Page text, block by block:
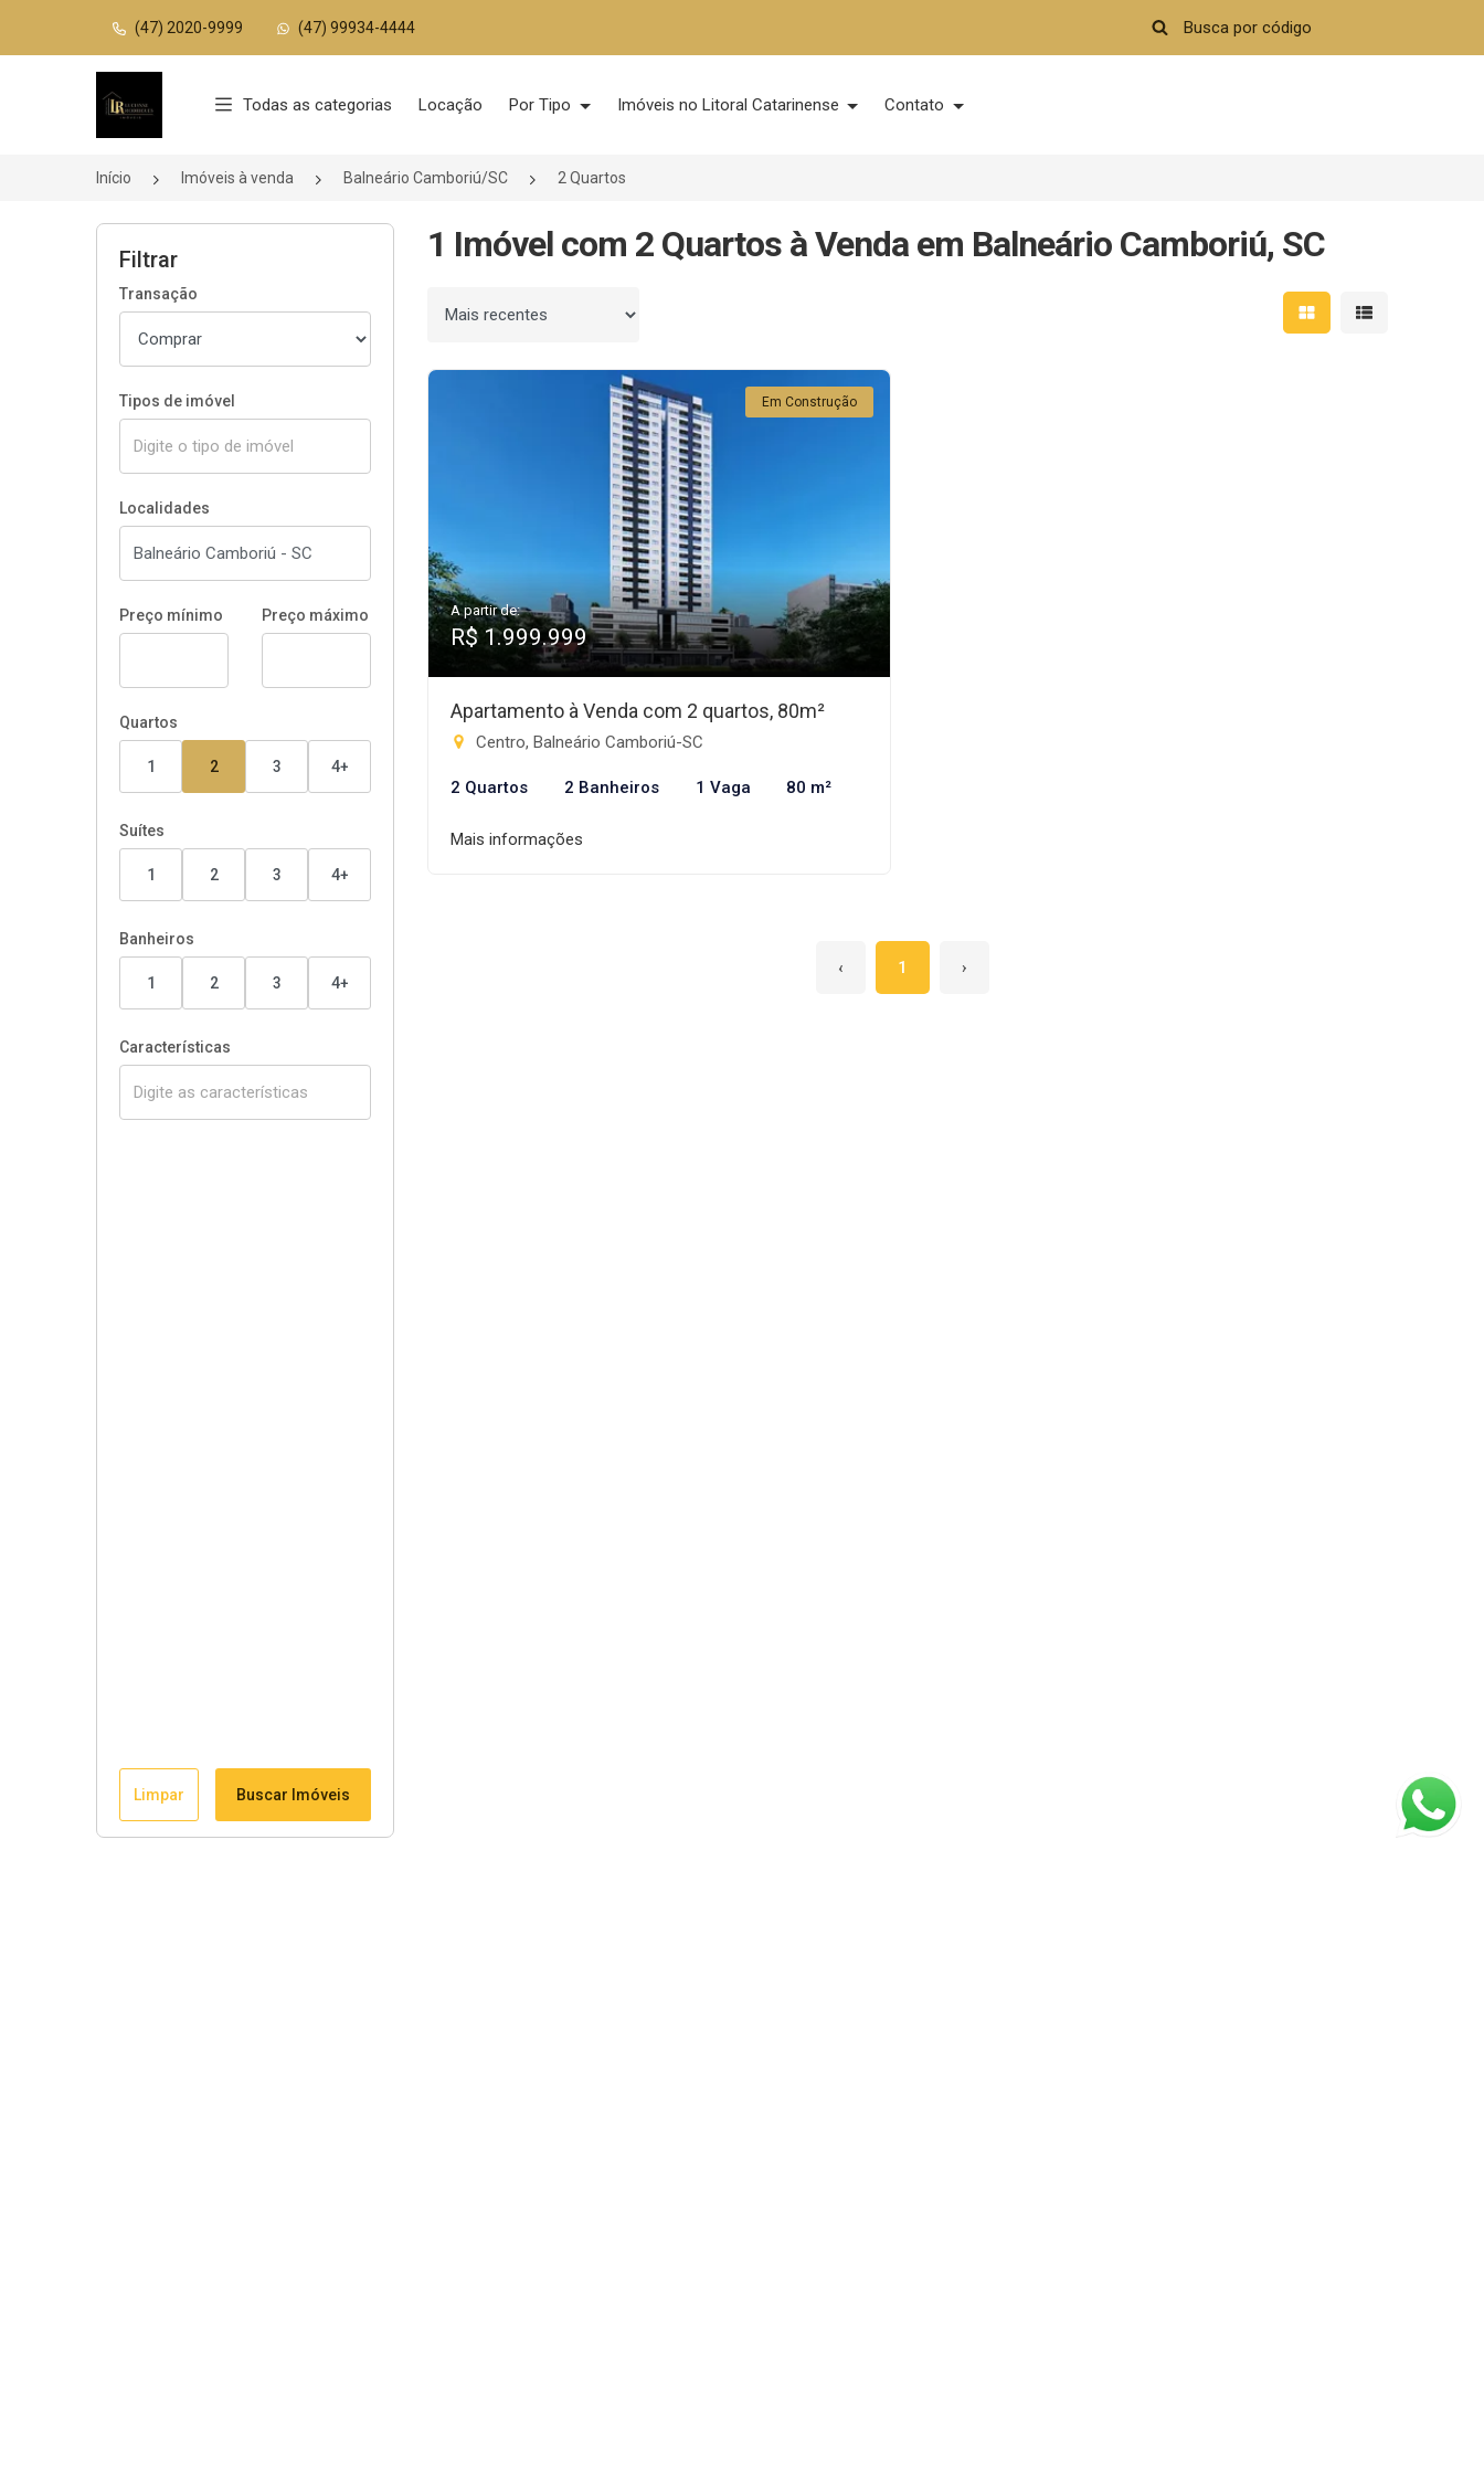
(47) 2020-9999 (47) 99934-4444
Página inicial
Todas as categorias Locação Por Tipo Imóveis no Litoral Catarinense Contato
Início Imóveis à venda Balneário Camboriú/SC 2 Quartos
Filtrar
Transação
Tipos de imóvel
Localidades
Preço mínimo Preço máximo
Quartos
1 2 3 4+
Suítes
1 2 3 4+
Banheiros
1 2 3 4+
Características
Limpar Buscar Imóveis
1 Imóvel com 2 Quartos à Venda em Balneário Camboriú, SC
Ordenar por Mostrar resultados em
Mostrar
Em Construção
A partir de:
R$ 1.999.999
Apartamento à Venda com 2 quartos, 80m²
Centro, Balneário Camboriú-SC
2 Quartos 2 Banheiros 1 Vaga 80 m²
Mais informações
‹ 1 ›